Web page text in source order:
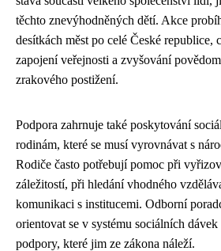
těchto znevýhodněných dětí. Akce
desítkách měst po celé České republice,
zapojení veřejnosti a zvyšování
zrakového postižení.
Podpora zahrnuje také poskytování
rodinám, které se musí vyrovnávat s
Rodiče často potřebují pomoc při
záležitostí, při hledání vhodného
komunikaci s institucemi. Odborní
orientovat se v systému sociálních
podpory, které jim ze zákona náleží.